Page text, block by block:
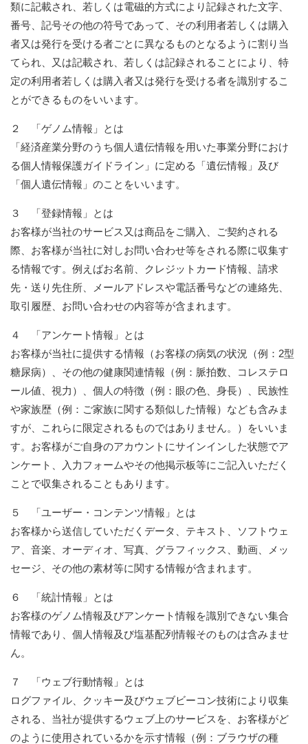
類に記載され、若しくは電磁的方式により記録された文字、
番号、記号その他の符号であって、その利用者若しくは購入
者又は発行を受ける者ごとに異なるものとなるように割り当
てられ、又は記載され、若しくは記録されることにより、特
定の利用者若しくは購入者又は発行を受ける者を識別するこ
とができるものをいいます。
２ 「ゲノム情報」とは
「経済産業分野のうち個人遺伝情報を用いた事業分野におけ
る個人情報保護ガイドライン」に定める「遺伝情報」及び
「個人遺伝情報」のことをいいます。
３ 「登録情報」とは
お客様が当社のサービス又は商品をご購入、ご契約される
際、お客様が当社に対しお問い合わせ等をされる際に収集す
る情報です。例えばお名前、クレジットカード情報、請求
先・送り先住所、メールアドレスや電話番号などの連絡先、
取引履歴、お問い合わせの内容等が含まれます。
４ 「アンケート情報」とは
お客様が当社に提供する情報（お客様の病気の状況（例：2型
糖尿病）、その他の健康関連情報（例：脈拍数、コレステロ
ール値、視力）、個人の特徴（例：眼の色、身長）、民族性
や家族歴（例：ご家族に関する類似した情報）なども含みま
すが、これらに限定されるものではありません。）をいいま
す。お客様がご自身のアカウントにサインインした状態でア
ンケート、入力フォームやその他掲示板等にご記入いただく
ことで収集されることもあります。
５ 「ユーザー・コンテンツ情報」とは
お客様から送信していただくデータ、テキスト、ソフトウェ
ア、音楽、オーディオ、写真、グラフィックス、動画、メッ
セージ、その他の素材等に関する情報が含まれます。
６ 「統計情報」とは
お客様のゲノム情報及びアンケート情報を識別できない集合
情報であり、個人情報及び塩基配列情報そのものは含みませ
ん。
７ 「ウェブ行動情報」とは
ログファイル、クッキー及びウェブビーコン技術により収集
される、当社が提供するウェブ上のサービスを、お客様がど
のように使用されているかを示す情報（例：ブラウザの種